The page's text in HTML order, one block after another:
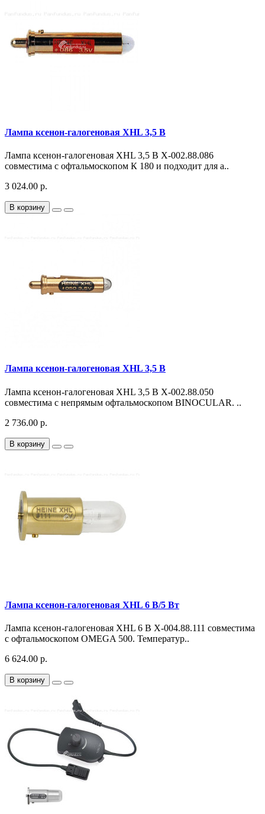
Лампа ксенон-галогеновая XHL 3,5 В
Лампа ксенон-галогеновая XHL 3,5 В X-002.88.086
совместима с офтальмоскопом К 180 и подходит для а..
3 024.00 р.
В корзину
Лампа ксенон-галогеновая XHL 3,5 В
Лампа ксенон-галогеновая XHL 3,5 В X-002.88.050
совместима с непрямым офтальмоскопом BINOCULAR. ..
2 736.00 р.
В корзину
Лампа ксенон-галогеновая XHL 6 В/5 Вт
Лампа ксенон-галогеновая XHL 6 В X-004.88.111 совместима
с офтальмоскопом OMEGA 500. Температур..
6 624.00 р.
В корзину